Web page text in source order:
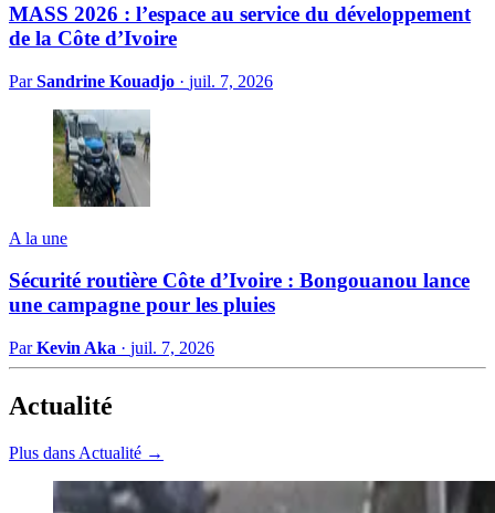
MASS 2026 : l’espace au service du développement
de la Côte d’Ivoire
ParSandrine Kouadjo · juil. 7, 2026
A la une
Sécurité routière Côte d’Ivoire : Bongouanou lance
une campagne pour les pluies
ParKevin Aka · juil. 7, 2026
Actualité
Plus dans Actualité →